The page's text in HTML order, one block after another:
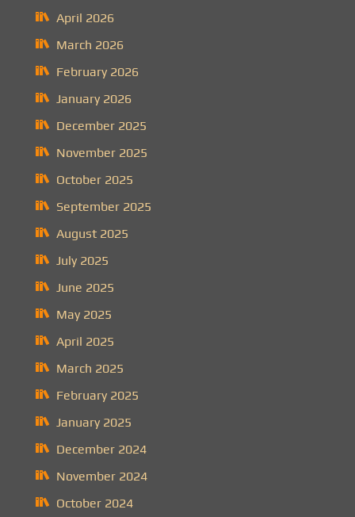
April 2026
March 2026
February 2026
January 2026
December 2025
November 2025
October 2025
September 2025
August 2025
July 2025
June 2025
May 2025
April 2025
March 2025
February 2025
January 2025
December 2024
November 2024
October 2024